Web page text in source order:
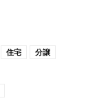
住宅
分譲